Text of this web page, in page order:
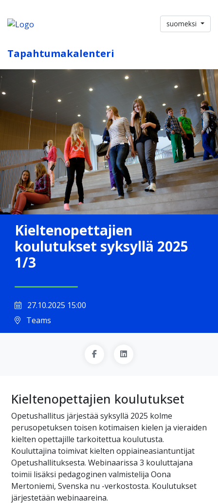
suomeksi
Tapahtumakalenteri
Kieltenopettajien
koulutukset syksyllä 2025
1/3
27.10.2025 15:00
Teams
Kieltenopettajien koulutukset
Opetushallitus järjestää syksyllä 2025 kolme
perusopetuksen toisen kotimaisen kielen ja vieraiden
kielten opettajille tarkoitettua koulutusta.
Kouluttajina toimivat kielten oppiaineasiantuntijat
Opetushallituksesta. Webinaarissa 3 kouluttajana
toimii lisäksi pedagoginen valmistelija Oona
Mertoniemi, Svenska nu -verkostosta. Koulutukset
järjestetään webinaareina.